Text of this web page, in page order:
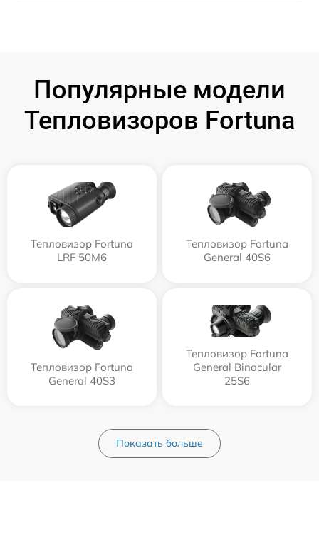
Популярные модели
Тепловизоров Fortuna
Тепловизор Fortuna
LRF 50M6
Тепловизор Fortuna
General 40S6
Тепловизор Fortuna
General 40S3
Тепловизор Fortuna
General Binocular
25S6
Показать больше